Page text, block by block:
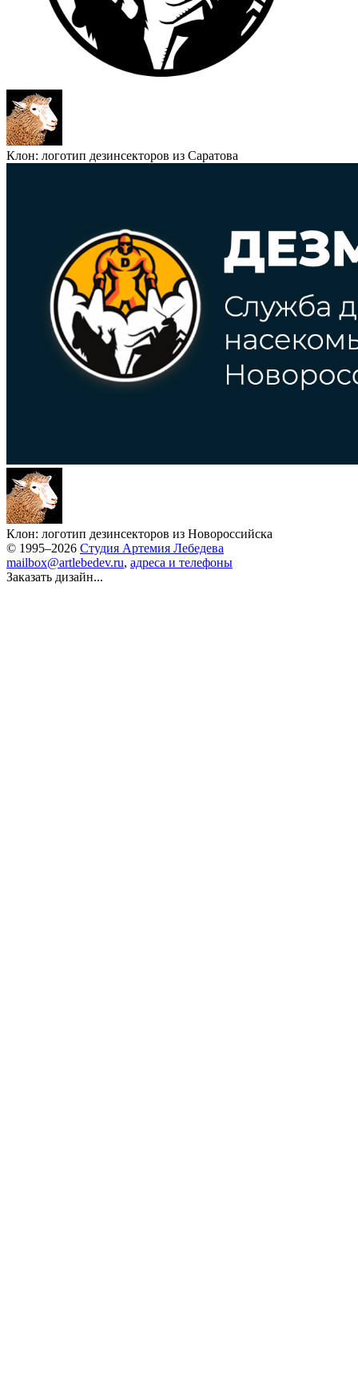
Клон: логотип дезинсекторов из Саратова
Клон: логотип дезинсекторов из Новороссийска
© 1995–2026 Студия Артемия Лебедева
mailbox@artlebedev.ru, адреса и телефоны
Заказать дизайн...